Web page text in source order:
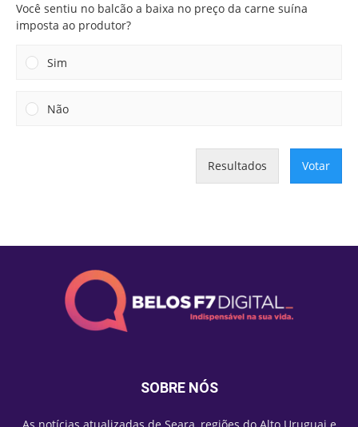
Você sentiu no balcão a baixa no preço da carne suína
imposta ao produtor?
Sim
Não
Resultados Votar
SOBRE NÓS